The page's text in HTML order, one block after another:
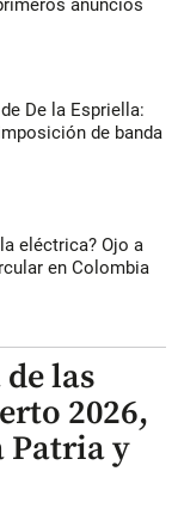
anuncios
De la Espriella:
de banda
eléctrica? Ojo a
en Colombia
las
2026,
Patria y